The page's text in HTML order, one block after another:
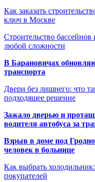
Как заказать
ключ в Москве
Строительство
любой сложности
В Барановичах
транспорта
Двери без лишнего: что
подходящее решение
Зажало дверью и
водителя автобуса за
Взрыв в доме под
человек в больнице
Как выбрать
покупателей